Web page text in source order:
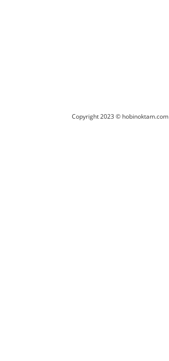
Copyright 2023 © hobinoktam.com